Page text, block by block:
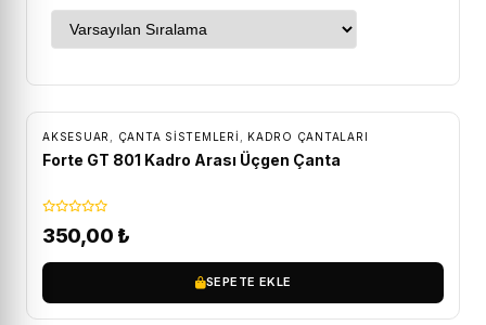
AKSESUAR ÇANTA SISTEMLERI KADRO ÇANTALARI
Forte GT 801 Kadro Arası Üçgen Çanta
350,00 ₺
SEPETE EKLE